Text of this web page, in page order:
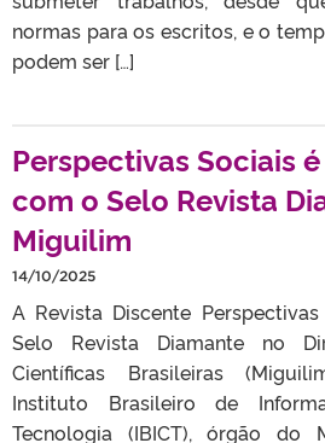
normas para os escritos, e o
podem ser […]
Perspectivas Sociais
com o Selo Revista
Miguilim
14/10/2025
A Revista Discente
Selo Revista Diamante no
Científicas Brasileiras
Instituto Brasileiro de
Tecnologia (IBICT), órgão do